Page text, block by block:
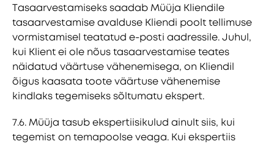
Tasaarvestamiseks saadab Müüja Kliendile
tasaarvestamise avalduse Kliendi poolt tellimuse
vormistamisel teatatud e-posti aadressile. Juhul,
kui Klient ei ole nõus tasaarvestamise teates
näidatud väärtuse vähenemisega, on Kliendil
õigus kaasata toote väärtuse vähenemise
kindlaks tegemiseks sõltumatu ekspert.
7.6. Müüja tasub ekspertiisikulud ainult siis, kui
tegemist on temapoolse veaga. Kui ekspertiis